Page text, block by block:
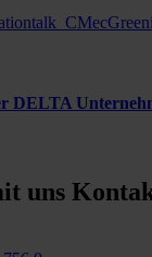
DELTA
uns